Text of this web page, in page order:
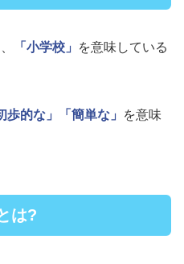
「小学校」
を意味している
歩的な」 「簡単な」
を意味
は?